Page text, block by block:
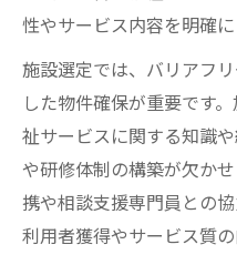
性やサービス内容を明確に
施設選定では、バリアフ
した物件確保が重要です
祉サービスに関する知識
や研修体制の構築が欠か
携や相談支援専門員との
利用者獲得やサービス質の